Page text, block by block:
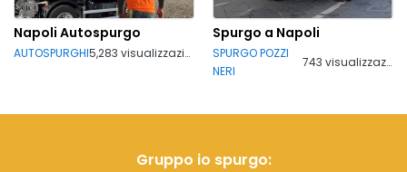
Napoli Autospurgo
AUTOSPURGHI 5,283 visualizzazioni
Spurgo a Napoli
SPURGO POZZI
NERI
743 visualizzazioni
Gruppo io spurgo: